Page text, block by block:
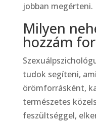
jobban megérteni.
Milyen
hozzám
tudok segíteni,
örömforrásként,
természetes
feszültséggel,